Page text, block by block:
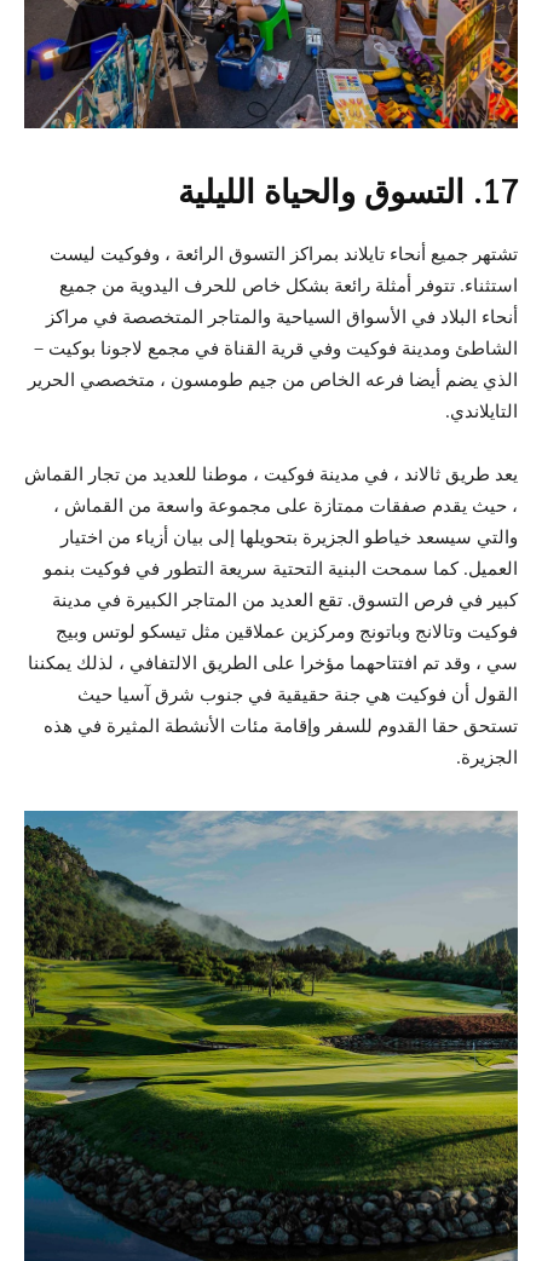
17. التسوق والحياة الليلية
تشتهر جميع أنحاء تايلاند بمراكز التسوق الرائعة ، وفوكيت ليست
استثناء. تتوفر أمثلة رائعة بشكل خاص للحرف اليدوية من جميع
أنحاء البلاد في الأسواق السياحية والمتاجر المتخصصة في مراكز
الشاطئ ومدينة فوكيت وفي قرية القناة في مجمع لاجونا بوكيت –
الذي يضم أيضا فرعه الخاص من جيم طومسون ، متخصصي الحرير
التايلاندي.
يعد طريق ثالاند ، في مدينة فوكيت ، موطنا للعديد من تجار القماش
، حيث يقدم صفقات ممتازة على مجموعة واسعة من القماش ،
والتي سيسعد خياطو الجزيرة بتحويلها إلى بيان أزياء من اختيار
العميل. كما سمحت البنية التحتية سريعة التطور في فوكيت بنمو
كبير في فرص التسوق. تقع العديد من المتاجر الكبيرة في مدينة
فوكيت وتالانج وباتونج ومركزين عملاقين مثل تيسكو لوتس وبيج
سي ، وقد تم افتتاحهما مؤخرا على الطريق الالتفافي ، لذلك يمكننا
القول أن فوكيت هي جنة حقيقية في جنوب شرق آسيا حيث
تستحق حقا القدوم للسفر وإقامة مئات الأنشطة المثيرة في هذه
الجزيرة.